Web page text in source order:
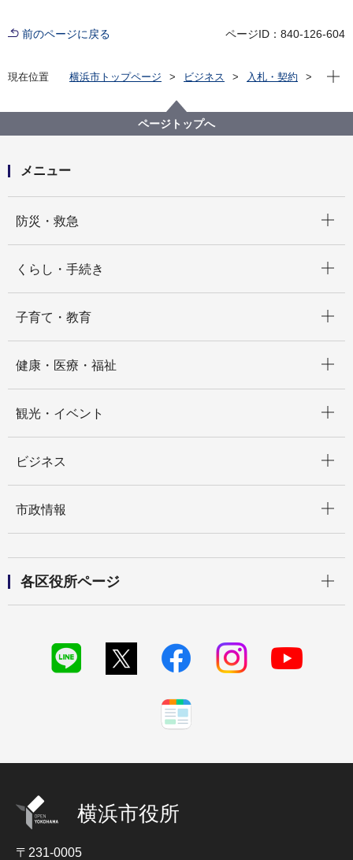
前のページに戻る ページID：840-126-604
現在位置 横浜市トップページ ビジネス
入札・契約
【結果掲載】【公募型プロポーザル方式】横浜市国民
年金システム標準化に向けてのコンサルティング業務
現在
ページトップへ
メニュー
防災・救急
くらし・手続き
子育て・教育
健康・医療・福祉
観光・イベント
ビジネス
市政情報
各区役所ページ
横浜市役所
〒231-0005